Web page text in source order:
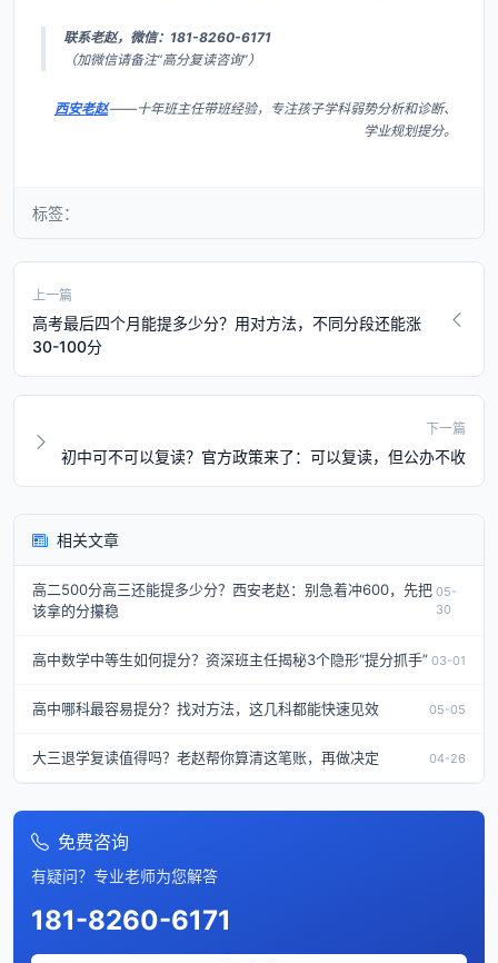
联系老赵，微信：181-8260-6171
（加微信请备注“高分复读咨询”）
西安老赵——十年班主任带班经验，专注孩子学科弱势分析和诊断、
学业规划提分。
标签：
上一篇
高考最后四个月能提多少分？用对方法，不同分段还能涨
30-100分
下一篇
初中可不可以复读？官方政策来了：可以复读，但公办不收
相关文章
高二500分高三还能提多少分？西安老赵：别急着冲600，先把
该拿的分攥稳
05-
30
高中数学中等生如何提分？资深班主任揭秘3个隐形“提分抓手” 03-01
高中哪科最容易提分？找对方法，这几科都能快速见效 05-05
大三退学复读值得吗？老赵帮你算清这笔账，再做决定 04-26
免费咨询
有疑问？专业老师为您解答
181-8260-6171